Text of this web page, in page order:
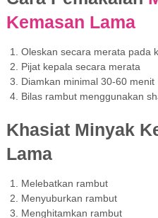
Kemasan Lama
Oleskan secara merata pada
Pijat kepala secara merata
Diamkan minimal 30-60 menit
Bilas rambut menggunakan
Khasiat Minyak
Lama
Melebatkan rambut
Menyuburkan rambut
Menghitamkan rambut